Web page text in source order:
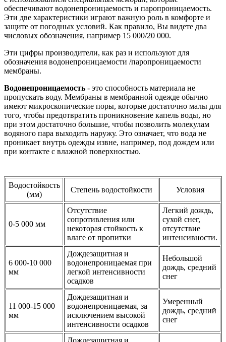
обеспечивают водонепроницаемость и паропроницаемость.
Эти две характеристики играют важную роль в комфорте и
защите от погодных условий. Как правило, Вы видете два
числовых обозначения, например 15 000/20 000.
Эти цифры производители, как раз и используют для
обозначения водонепроницаемости /паропроницаемости
мембраны.
Водонепроницаемость - это способность материала не
пропускать воду. Мембраны в мембранной одежде обычно
имеют микроскопические поры, которые достаточно малы для
того, чтобы предотвратить проникновение капель воды, но
при этом достаточно большие, чтобы позволить молекулам
водяного пара выходить наружу. Это означает, что вода не
проникает внутрь одежды извне, например, под дождем или
при контакте с влажной поверхностью.
Водостойкость
(мм)
Степень водостойкости Условия
0-5 000 мм
Отсутствие
сопротивления или
некоторая стойкость к
влаге от пропитки
Легкий дождь,
сухой снег,
отсутствие
интенсивности.
6 000-10 000
мм
Дождезащитная и
водонепроницаемая при
легкой интенсивности
осадков
Небольшой
дождь, средний
снег
11 000-15 000
мм
Дождезащитная и
водонепроницаемая, за
исключением высокой
интенсивности осадков
Умеренный
дождь, средний
снег
Дождезащитная и